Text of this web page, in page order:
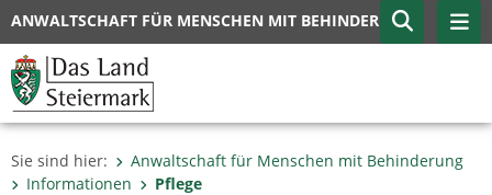
ANWALTSCHAFT FÜR MENSCHEN MIT BEHINDERUNG
Sie sind hier:
Anwaltschaft für Menschen mit Behinderung
Informationen
Pflege